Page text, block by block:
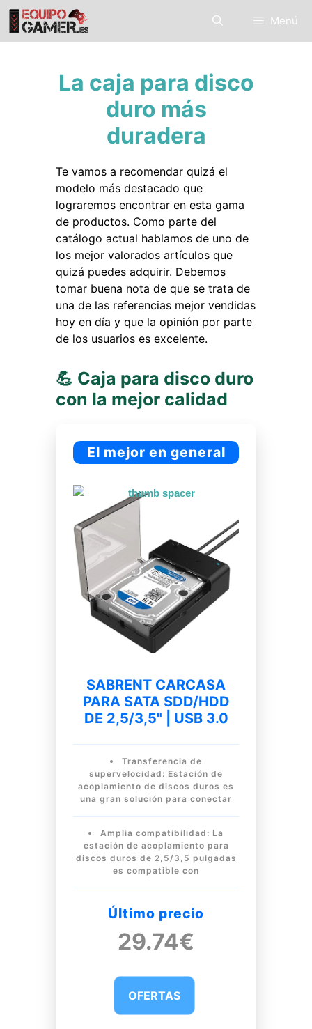
Saltar
contenido
Menú
La caja para disco
duro más
duradera
Te vamos a recomendar quizá el
modelo más destacado que
lograremos encontrar en esta gama
de productos. Como parte del
catálogo actual hablamos de uno de
los mejor valorados artículos que
quizá puedes adquirir. Debemos
tomar buena nota de que se trata de
una de las referencias mejor vendidas
hoy en día y que la opinión por parte
de los usuarios es excelente.
💪 Caja para disco duro
con la mejor calidad
El mejor en general
SABRENT CARCASA
PARA SATA SDD/HDD
DE 2,5/3,5" | USB 3.0
Transferencia de
supervelocidad: Estación de
acoplamiento de discos duros es
una gran solución para conectar
Amplia compatibilidad: La
estación de acoplamiento para
discos duros de 2,5/3,5 pulgadas
es compatible con
Último precio
29.74€
OFERTAS